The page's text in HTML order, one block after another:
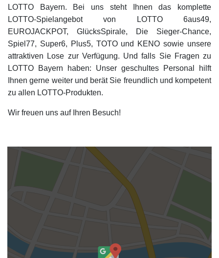
LOTTO Bayern. Bei uns steht Ihnen das komplette
LOTTO-Spielangebot von LOTTO 6aus49,
EUROJACKPOT, GlücksSpirale, Die Sieger-Chance,
Spiel77, Super6, Plus5, TOTO und KENO sowie unsere
attraktiven Lose zur Verfügung. Und falls Sie Fragen zu
LOTTO Bayern haben: Unser geschultes Personal hilft
Ihnen gerne weiter und berät Sie freundlich und kompetent
zu allen LOTTO-Produkten.
Wir freuen uns auf Ihren Besuch!